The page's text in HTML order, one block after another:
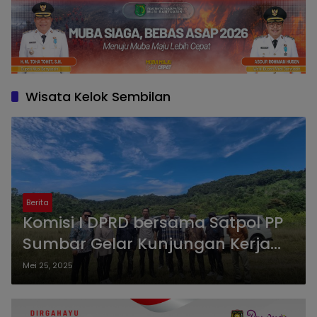
Wisata Kelok Sembilan
Berita
Komisi I DPRD bersama Satpol PP
Sumbar Gelar Kunjungan Kerja
dan Pasang Rambu Larangan
Berhenti di Wisata Kelok Sembilan
Mei 25, 2025